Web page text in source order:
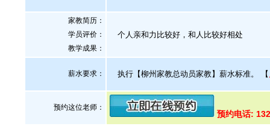
家教简历：
学员评价：
教学成果：
个人亲和力比较好，和人比较好相处
薪水要求： 执行【柳州家教总动员家教】薪水标准。 【
预约这位老师：
预约电话: